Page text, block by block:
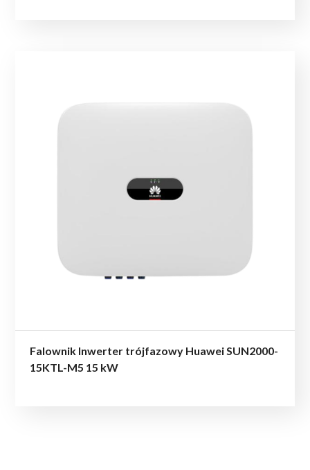
Falownik Inwerter trójfazowy Huawei SUN2000-
15KTL-M5 15 kW